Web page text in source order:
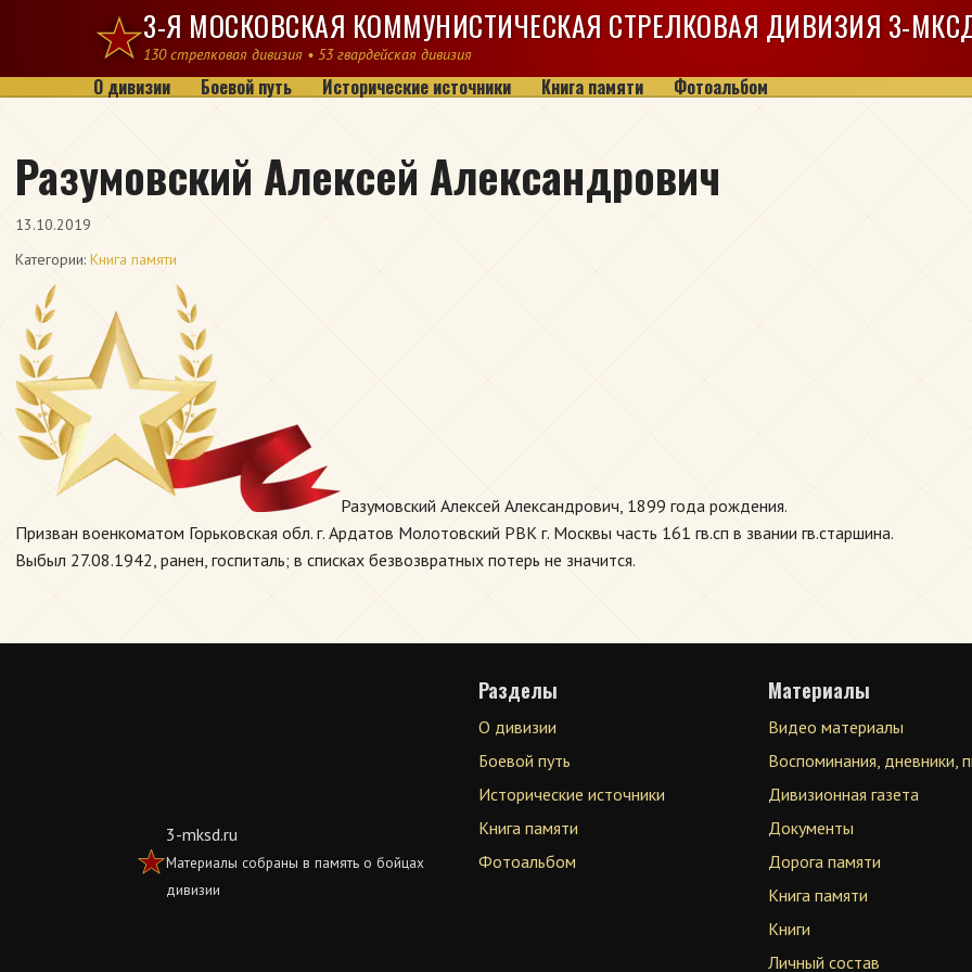
Перейти к содержимому3-Я МОСКОВСКАЯ КОММУНИСТИЧЕСКАЯ СТРЕЛКОВАЯ ДИВИЗИЯ 3-
130 стрелковая дивизия • 53 гвардейская дивизия
О дивизии Боевой путь Исторические источники Книга памяти Фотоальбом
Разумовский Алексей Александрович
13.10.2019
Категории: Книга памяти
Разумовский Алексей Александрович, 1899 года рождения.
Призван военкоматом Горьковская обл. г. Ардатов Молотовский РВК г. Москвы часть 161 гв.сп в звании гв.старшина.
Выбыл 27.08.1942, ранен, госпиталь; в списках безвозвратных потерь не значится.
3-mksd.ru
Материалы собраны в память о бойцах
дивизии
Разделы
О дивизии
Боевой путь
Исторические источники
Книга памяти
Фотоальбом
Материалы
Видео материалы
Воспоминания, дневники,
Дивизионная газета
Документы
Дорога памяти
Книга памяти
Книги
Личный состав